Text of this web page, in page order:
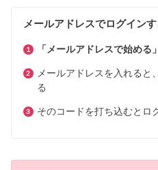
メールアドレスでログイン
「メールアドレスで始める」
メールアドレスを入れると
る
そのコードを打ち込むとロ